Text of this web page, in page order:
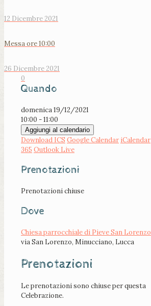
12 Dicembre 2021
Messa ore 10:00
26 Dicembre 2021
0
Quando
domenica 19/12/2021
10:00 - 11:00
Aggiungi al calendario
Download ICS Google Calendar iCalendar
365 Outlook Live
Prenotazioni
Prenotazioni chiuse
Dove
Chiesa parrocchiale di Pieve San Lorenzo
via San Lorenzo, Minucciano, Lucca
Prenotazioni
Le prenotazioni sono chiuse per questa
Celebrazione.